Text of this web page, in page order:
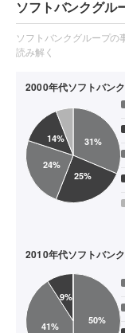
ソフトバンクグル
ソフトバンクグループ
読み解く
2000年代ソフトバンク
2010年代ソフトバン